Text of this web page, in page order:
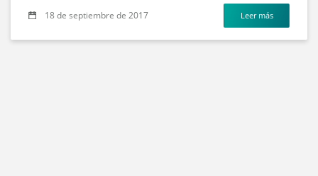
18 de septiembre de 2017 Leer más